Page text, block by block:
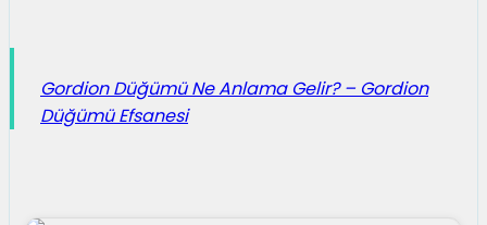
Gordion Düğümü Ne Anlama Gelir? – Gordion
Düğümü Efsanesi